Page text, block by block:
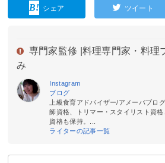
シェア ツイート
専門家監修 | 料理専門家・料理
み
Instagram
ブログ
上級食育アドバイザー/アメーバブロ
師資格、トリマー・スタイリスト資
資格も保持。...
ライターの記事一覧